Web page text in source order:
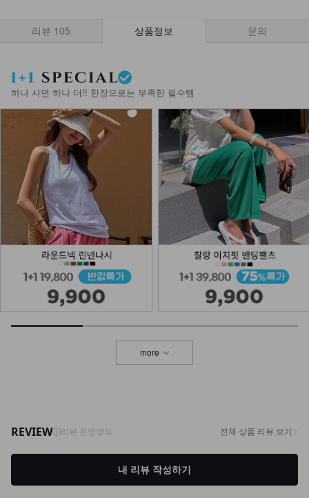
11,900 4,900 59%
NKA-T-1/베이직 어깨끈 나시
8,900
NK32-T-94/베이직기본Y나시
8,900 6,900
NKA-T-7/기본이너 끈나시
7,900 5,900
리뷰 105 상품정보 문의
하나 사면 하나 더!! 한장으로는 부족한 필수템
more